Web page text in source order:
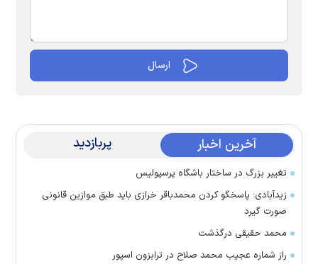
آخرین اخبار پربازدید
تغییر بزرگ در ساختار باشگاه پرسپولیس
زیدآبادی: پاسخگو کردن محمدباقر خرازی باید طبق موازین قانونی
صورت گیرد
محمد حقیقی درگذشت
راز شماره عجیب محمد صلاح در ترابزون اسپور